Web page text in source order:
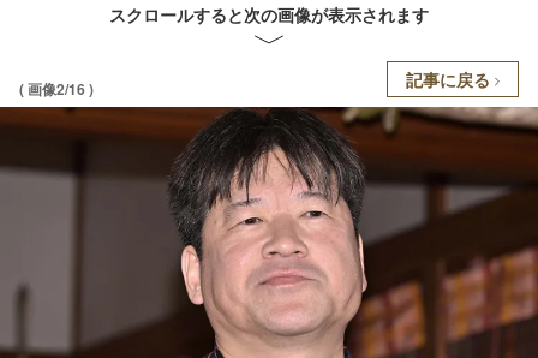
スクロールすると次の画像が表示されます
( 画像2/16 ) 記事に戻る